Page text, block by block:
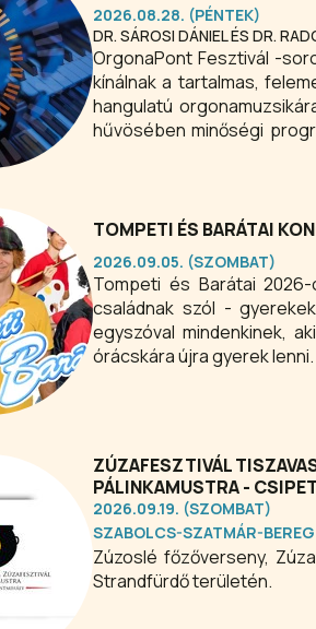
2026.08.28. (PÉNTEK)
DR. SÁROSI DÁNIEL ÉS DR.
OrgonaPont Fesztivál -sorozat 2026. augusztusában. A koncertek különleges nyáresti élményeket
kínálnak a tartalmas,
hangulatú
hűvösében minőségi
TOMPETI ÉS BARÁTAI
2026.09.05. (SZOMBAT)
Tompeti és Barátai
családnak szól -
egyszóval mindenkinek,
órácskára újra gyerek lenni.
ZÚZAFESZTIVÁL
PÁLINKAMUSTRA -
2026.09.19. (SZOMBAT)
SZABOLCS-SZATMÁR-BEREG
Zúzoslé főzőverseny,
Strandfürdő területén.